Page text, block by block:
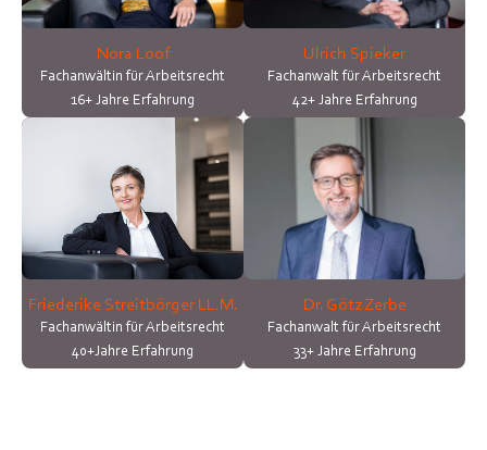
Nora Loof
Fachanwältin für Arbeitsrecht
16+ Jahre Erfahrung
Ulrich Spieker
Fachanwalt für Arbeitsrecht
42+ Jahre Erfahrung
Friederike Streitbörger LL.M.
Fachanwältin für Arbeitsrecht
40+Jahre Erfahrung
Dr. Götz Zerbe
Fachanwalt für Arbeitsrecht
33+ Jahre Erfahrung